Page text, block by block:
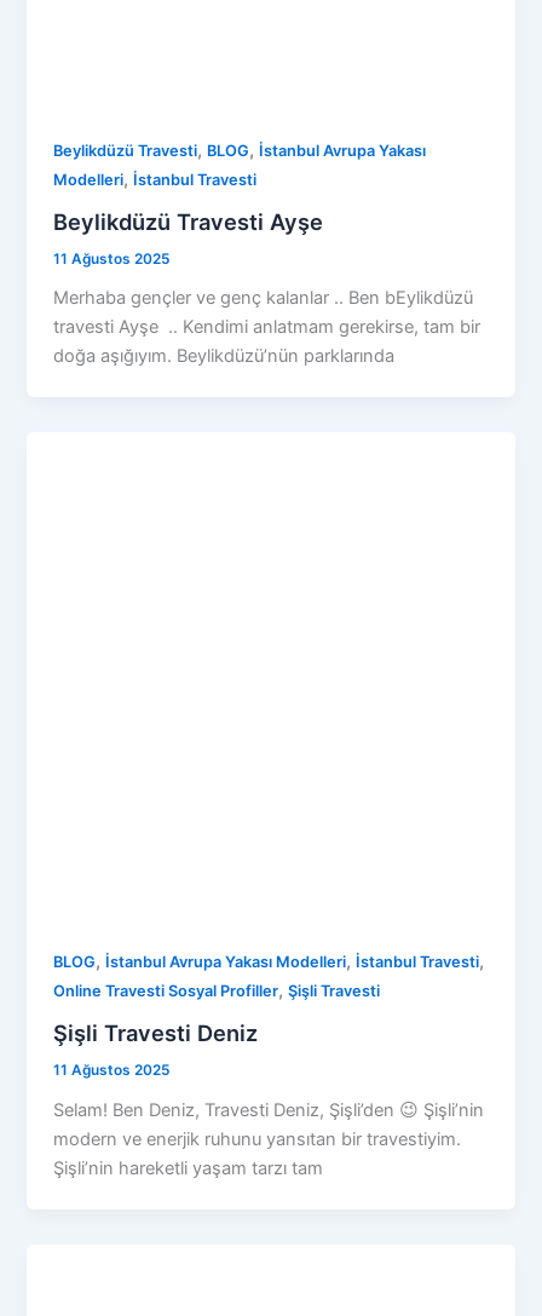
Beylikdüzü Travesti, BLOG, İstanbul Avrupa Yakası
Modelleri, İstanbul Travesti
Beylikdüzü Travesti Ayşe
11 Ağustos 2025
Merhaba gençler ve genç kalanlar .. Ben bEylikdüzü
travesti Ayşe .. Kendimi anlatmam gerekirse, tam bir
doğa aşığıyım. Beylikdüzü’nün parklarında
BLOG, İstanbul Avrupa Yakası Modelleri, İstanbul Travesti,
Online Travesti Sosyal Profiller,Şişli Travesti
Şişli Travesti Deniz
11 Ağustos 2025
Selam! Ben Deniz, Travesti Deniz, Şişli’den 😉 Şişli’nin
modern ve enerjik ruhunu yansıtan bir travestiyim.
Şişli’nin hareketli yaşam tarzı tam